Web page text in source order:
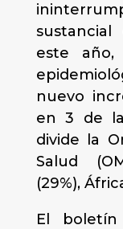
este
nuevo
en 3 de
divide la
Salud
(29%),
El boletín